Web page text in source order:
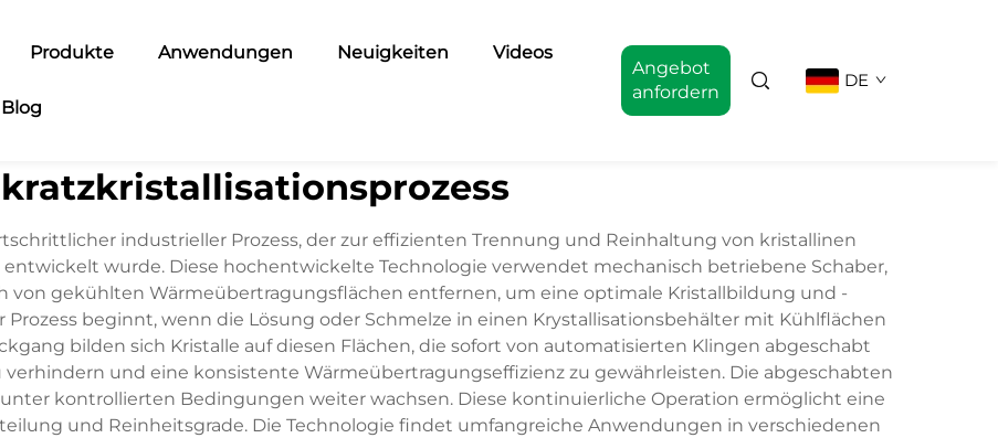
Produkte Anwendungen Neuigkeiten Videos
Blog
Angebot
anfordern
DE
kratzkristallisationsprozess
industrieller Prozess, der zur effizienten Trennung und Reinhaltung von kristallinen
wurde. Diese hochentwickelte Technologie verwendet mechanisch betriebene Schaber,
von gekühlten Wärmeübertragungsflächen entfernen, um eine optimale Kristallbildung und -
beginnt, wenn die Lösung oder Schmelze in einen Krystallisationsbehälter mit Kühlflächen
bilden sich Kristalle auf diesen Flächen, die sofort von automatisierten Klingen abgeschabt
und eine konsistente Wärmeübertragungseffizienz zu gewährleisten. Die abgeschabten
unter kontrollierten Bedingungen weiter wachsen. Diese kontinuierliche Operation ermöglicht eine
und Reinheitsgrade. Die Technologie findet umfangreiche Anwendungen in verschiedenen